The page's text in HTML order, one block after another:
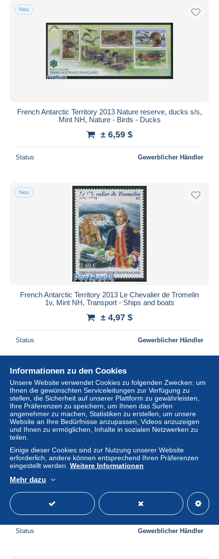
Neu
French Antarctic Territory 2013 Nature reserve, ducks s/s,
Mint NH, Nature - Birds - Ducks
± 6,59 $
Status Gewerblicher Händler
Neu
French Antarctic Territory 2013 Le Chevalier de Tromelin
1v, Mint NH, Transport - Ships and boats
± 4,97 $
Status Gewerblicher Händler
Neu
French Antarctic Territory 2012 Joint issue with Monaco
s/s, Mint NH, Nature - Transport - Various - Birds - Ships
and..
± 4,62 $
Status Gewerblicher Händler
Informationen zu den Cookies
Unsere Website verwendet Cookies zu folgenden Zwecken: um
Ihnen die gewünschten Serviceleitungen zur Verfügung zu
stellen, die Sicherheit auf unserer Plattform zu gewährleisten,
Ihre Präferenzen zu speichern, um Ihnen das Surfen
angenehmer zu machen, Statistiken zu erstellen, um unsere
Website an Ihre Bedürfnisse anzupassen, Videos anzuzeigen
und Ihnen zu ermöglichen, Inhalte in sozialen Netzwerken zu
teilen.
Einige dieser Cookies sind zur Nutzung unserer Website
erforderlich, andere können entsprechend Ihren Präferenzen
eingestellt werden. Weitere Informationen
Mehr dazu